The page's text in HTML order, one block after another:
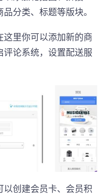
分类、标题等版块。
这里你可以添加新的商
论系统，设置配送服
以创建会员卡、会员积